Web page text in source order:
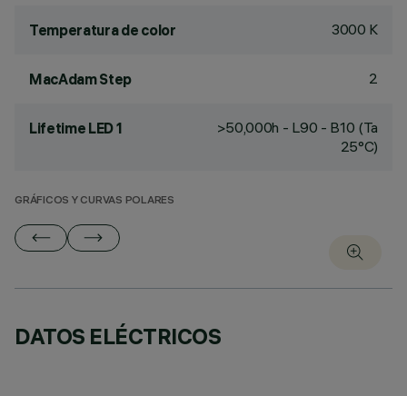
Temperatura de color 3000 K
MacAdam Step 2
Lifetime LED 1
>50,000h - L90 - B10 (Ta
25°C)
GRÁFICOS Y CURVAS POLARES
DATOS ELÉCTRICOS